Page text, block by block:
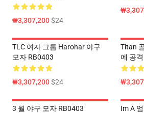
₩3,307,200$24
TLC 여자 그룹 Harohar 야구
모자 RB0403
₩3,307,200$24
Titan
에 공격
3 월 야구 모자 RB0403
Im A